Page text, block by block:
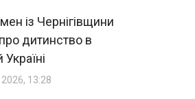
із Чернігівщини
дитинство в
13:28